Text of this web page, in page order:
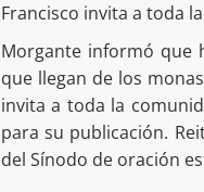
Francisco invita a toda
Morgante informó que
que llegan de los
invita a toda la
para su publicación.
del Sínodo de oración